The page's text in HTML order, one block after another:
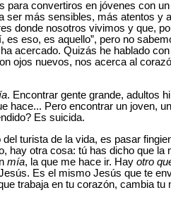
para convertiros en jóvenes con
ser más sensibles, más atentos y
donde nosotros vivimos y que,
es eso, es aquello”, pero no
acercado. Quizás he hablado
ojos nuevos, nos acerca al
. Encontrar gente grande, adultos
hace... Pero encontrar un joven,
Es suicida.
del turista de la vida, es pasar
hay otra cosa: tú has dicho que
mía, la que me hace ir. Hay otro
Es el mismo Jesús que te
trabaja en tu corazón, cambia